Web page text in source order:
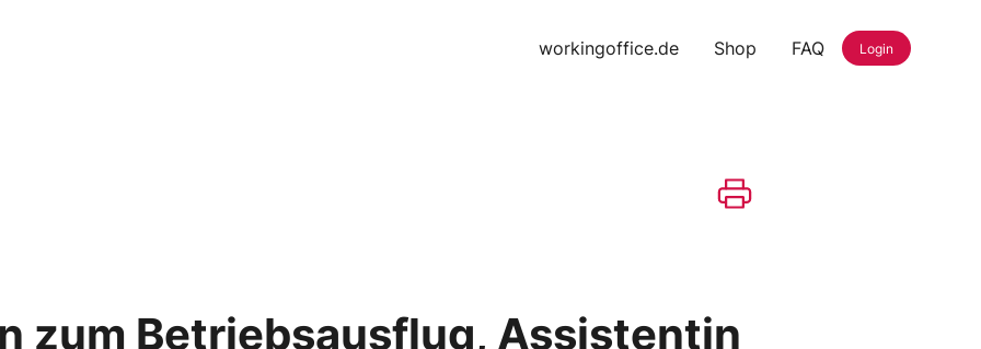
workingoffice.de Shop FAQ Login
zum Betriebsausflug, Assistentin